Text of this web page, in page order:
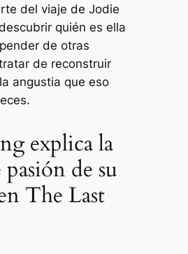
del viaje de Jodie
quién es ella
de otras
de reconstruir
angustia que eso
explica la
de su
The Last